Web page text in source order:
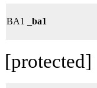
BA1 _ba1
[protected]